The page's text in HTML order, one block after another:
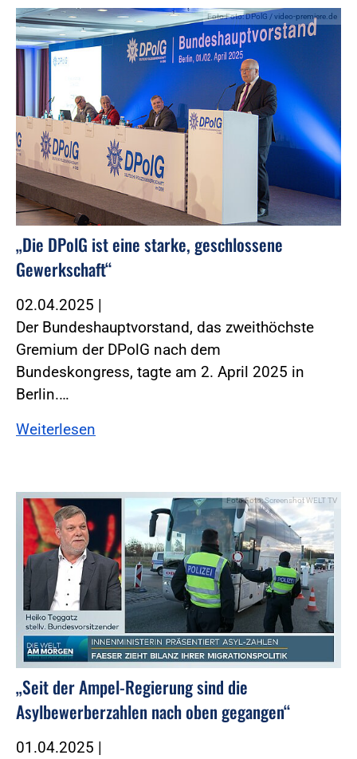
Foto:Foto: DPolG / video-premiere.de
„Die DPolG ist eine starke, geschlossene
Gewerkschaft“
02.04.2025 |
Der Bundeshauptvorstand, das zweithöchste
Gremium der DPolG nach dem
Bundeskongress, tagte am 2. April 2025 in
Berlin.…
Weiterlesen
Foto:Foto: Screenshot WELT TV
„Seit der Ampel-Regierung sind die
Asylbewerberzahlen nach oben gegangen“
01.04.2025 |